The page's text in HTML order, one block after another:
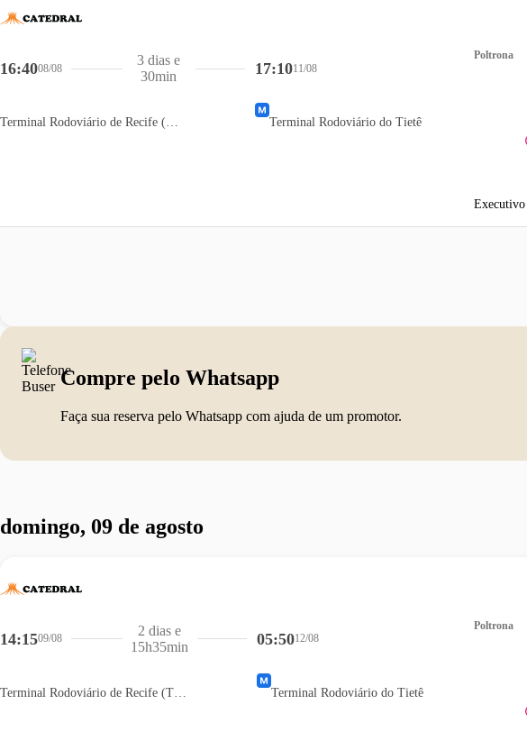
16:4008/08
Terminal Rodoviário de Recife (TIP)
17:1011/08
Terminal Rodoviário do Tietê
3 dias e
30min
Poltrona
Executivo
Compre pelo Whatsapp
Faça sua reserva pelo Whatsapp com ajuda de um promotor.
domingo, 09 de agosto
14:1509/08 05:5012/08
Terminal Rodoviário do Tietê
2 dias e
15h35min
Poltrona